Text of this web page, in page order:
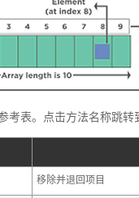
表。点击方法名称跳转
移除并退回项目